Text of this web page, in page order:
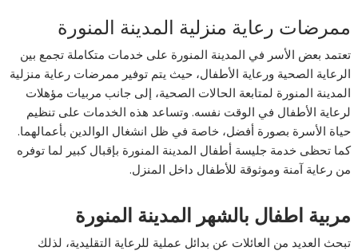
ممرضات رعاية منزلية المدينة المنورة
تعتمد بعض الأسر في المدينة المنورة على خدمات متكاملة تجمع بين
الرعاية الصحية ورعاية الأطفال، حيث يتم توفير ممرضات رعاية منزلية
المدينة المنورة لمتابعة الحالات الصحية، إلى جانب مربيات مؤهلات
لرعاية الأطفال في الوقت نفسه. وتساعد هذه الخدمات على تنظيم
حياة الأسرة بصورة أفضل، خاصة في ظل انشغال الوالدين بأعمالهما.
كما تحظى خدمة جليسة أطفال المدينة المنورة بإقبال كبير لما توفره
من رعاية آمنة وموثوقة للأطفال داخل المنزل.
مربية اطفال بالشهر المدينة المنورة
تبحث العديد من العائلات عن بدائل عملية للرعاية التقليدية، لذلك